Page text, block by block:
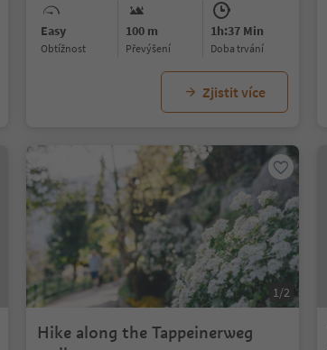
Easy
Obtížnost
100 m
Převýšení
1h:37 Min
doba trvání
Zjistit více
1/2
Hike along the Tappeinerweg